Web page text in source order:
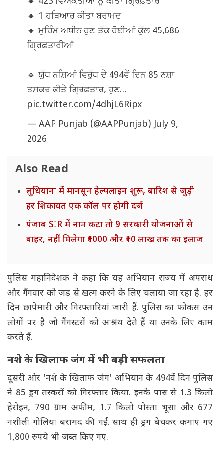
🔸 1 ਹਥਿਆਰ ਕੀਤਾ ਬਰਾਮਦ
🔸 ਮੁਹਿੰਮ ਅਧੀਨ ਹੁਣ ਤੱਕ ਹੋਈਆਂ ਕੁੱਲ 45,686
ਗ੍ਰਿਫ਼ਤਾਰੀਆਂ
🔹 ਯੁੱਧ ਨਸ਼ਿਆਂ ਵਿਰੁੱਧ ਦੇ 494ਵੇਂ ਦਿਨ 85 ਨਸ਼ਾ
ਤਸਕਰ ਕੀਤੇ ਗ੍ਰਿਫ਼ਤਾਰ, ਹੁਣ…
pic.twitter.com/4dhjL6Ripx
— AAP Punjab (@AAPPunjab)July 9,
2026
Also Read
लुधियाना में मानसून हेल्पलाइन शुरू, बारिश से जुड़ी
हर शिकायत एक कॉल पर होगी दर्ज
पंजाब SIR में नाम कटा तो 9 सरकारी योजनाओं से
बाहर, नहीं मिलेगा ₹1000 और ₹10 लाख तक का इलाज
पुलिस महानिदेशक ने कहा कि यह अभियान राज्य में अपराध
और गैंगवार को जड़ से खत्म करने के लिए चलाया जा रहा है. हर
दिन छापेमारी और गिरफ्तारियां जारी हैं. पुलिस का फोकस उन
लोगों पर है जो गैंगस्टरों को आश्रय देते हैं या उनके लिए काम
करते हैं.
नशे के खिलाफ जंग में भी बड़ी सफलता
दूसरी ओर 'नशे के खिलाफ जंग' अभियान के 494वें दिन पुलिस
ने 85 ड्रग तस्करों को गिरफ्तार किया. इनके पास से 1.3 किलो
हेरोइन, 790 ग्राम अफीम, 1.7 किलो पोस्ता भूसा और 677
नशीली गोलियां बरामद की गईं. साथ ही ड्रग बेचकर कमाए गए
1,800 रुपये भी जब्त किए गए.